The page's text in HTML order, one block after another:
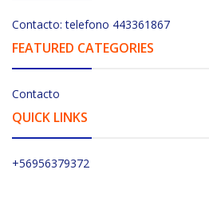
Contacto: telefono 443361867
FEATURED CATEGORIES
Contacto
QUICK LINKS
+56956379372